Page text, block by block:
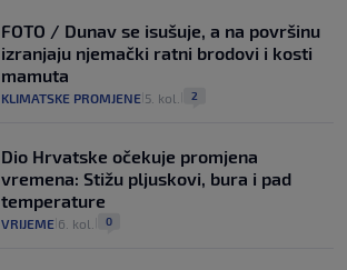
FOTO / Dunav se isušuje, a na površinu
izranjaju njemački ratni brodovi i kosti
mamuta
KLIMATSKE PROMJENE 5. kol. 2
Dio Hrvatske očekuje promjena
vremena: Stižu pljuskovi, bura i pad
temperature
VRIJEME 6. kol. 0